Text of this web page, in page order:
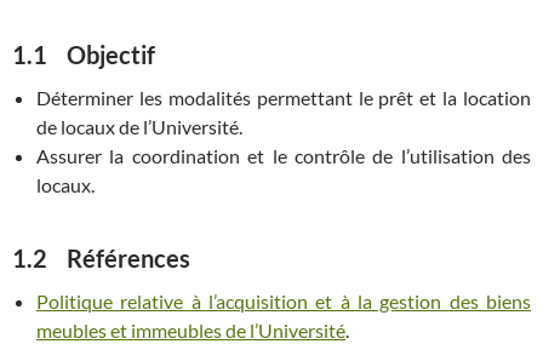
1.1 Objectif
Déterminer les modalités permettant le prêt et la location
de locaux de l’Université.
Assurer la coordination et le contrôle de l’utilisation des
locaux.
1.2 Références
Politique relative à l’acquisition et à la gestion des biens
meubles et immeubles de l’Université.